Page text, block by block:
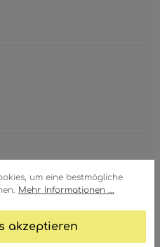
um eine bestmögliche
Mehr Informationen ...
akzeptieren